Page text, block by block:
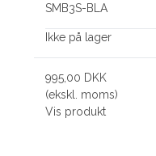
SMB3S-BLA
Ikke på lager
995,00 DKK
(ekskl. moms)
Vis produkt